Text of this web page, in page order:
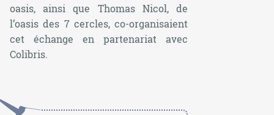
oasis, ainsi que Thomas Nicol, de
l’oasis des 7 cercles, co-organisaient
cet échange en partenariat avec
Colibris.